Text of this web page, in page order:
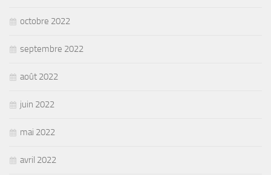
octobre 2022
septembre 2022
août 2022
juin 2022
mai 2022
avril 2022